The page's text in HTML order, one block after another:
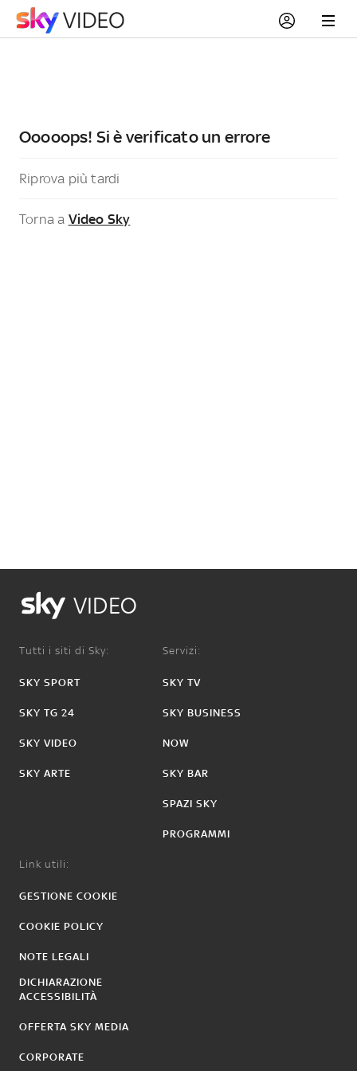
Ooooops! Si è verificato un errore
Riprova più tardi
Torna a Video Sky
VIDEO
Tutti i siti di Sky:
SKY SPORT
SKY TG 24
SKY VIDEO
SKY ARTE
Servizi:
SKY TV
SKY BUSINESS
NOW
SKY BAR
SPAZI SKY
PROGRAMMI
Link utili:
GESTIONE COOKIE
COOKIE POLICY
NOTE LEGALI
DICHIARAZIONE
ACCESSIBILITÀ
OFFERTA SKY MEDIA
CORPORATE